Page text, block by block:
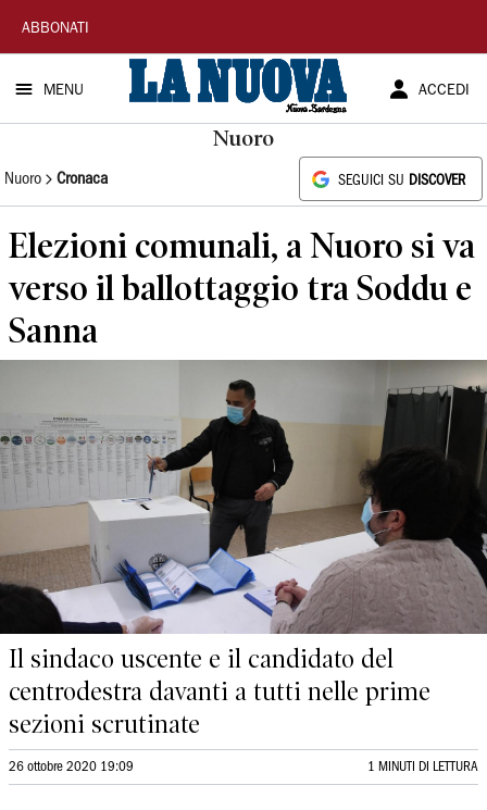
La
Nuova
Sardegna
ABBONATI
MENU ACCEDI
Nuoro
Nuoro Cronaca SEGUICI SU DISCOVER
Elezioni comunali, a Nuoro si va
verso il ballottaggio tra Soddu e
Sanna
Il sindaco uscente e il candidato del
centrodestra davanti a tutti nelle prime
sezioni scrutinate
26 ottobre 2020 19:09 1 MINUTI DI LETTURA